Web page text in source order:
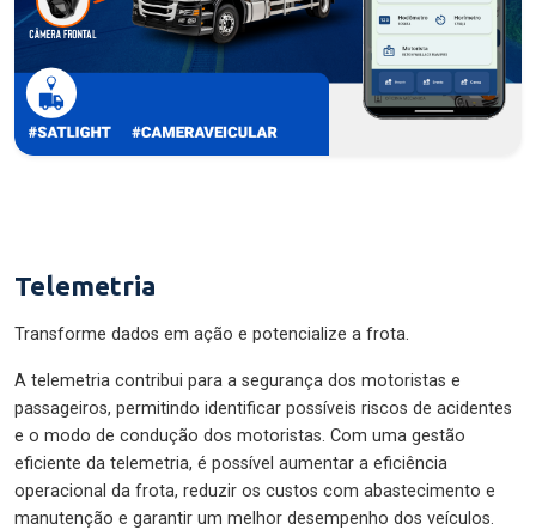
Telemetria
Transforme dados em ação e potencialize a frota.
A telemetria contribui para a segurança dos motoristas e
passageiros, permitindo identificar possíveis riscos de acidentes
e o modo de condução dos motoristas. Com uma gestão
eficiente da telemetria, é possível aumentar a eficiência
operacional da frota, reduzir os custos com abastecimento e
manutenção e garantir um melhor desempenho dos veículos.